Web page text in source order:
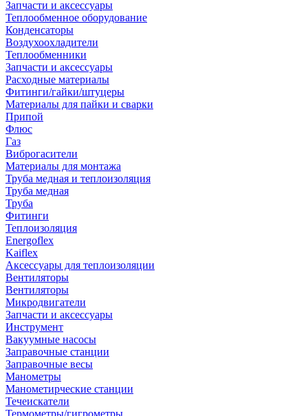
Запчасти и аксессуары
Теплообменное оборудование
Конденсаторы
Воздухоохладители
Теплообменники
Запчасти и аксессуары
Расходные материалы
Фитинги/гайки/штуцеры
Материалы для пайки и сварки
Припой
Флюс
Газ
Виброгасители
Материалы для монтажа
Труба медная и теплоизоляция
Труба медная
Труба
Фитинги
Теплоизоляция
Energoflex
Kaiflex
Аксессуары для теплоизоляции
Вентиляторы
Вентиляторы
Микродвигатели
Запчасти и аксессуары
Инструмент
Вакуумные насосы
Заправочные станции
Заправочные весы
Манометры
Манометирческие станции
Течеискатели
Термометры/гигрометры